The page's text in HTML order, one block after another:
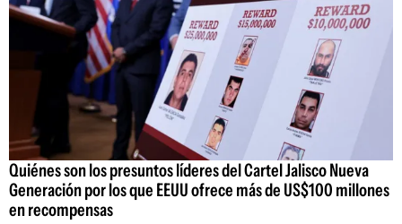
Quiénes son los presuntos líderes del Cartel Jalisco Nueva
Generación por los que EEUU ofrece más de US$100 millones
en recompensas